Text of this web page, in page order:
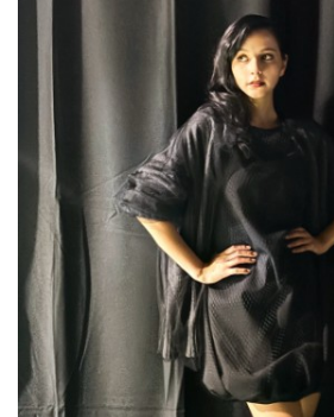
「2人にはただただ幸せにな
に」と祝福の声。堂本光一、
交際12年でゴール...
HUMAN（話題の人）
tend Editorial Team
「旧姓のあなたの子供に会
てきた義母→絶縁を超えて返
TREND（トレンド深堀）
STORY
tend Editorial Team